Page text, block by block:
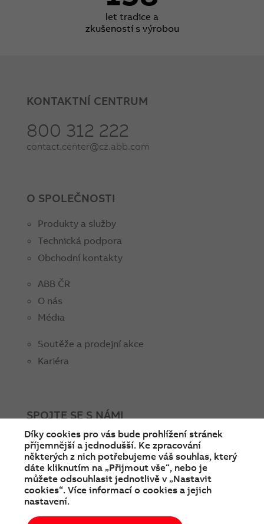
let tradice a
zkušeností s výrobou
KONTAKTNÍ CENTRUM
800 312 222
contact.center@cz.abb.com
O SPOLEČNOSTI
Produkty a služby
Technická podpora
Obchodní kontakty
ABB ČR
O nás
Média
Soutěže a prodejní akce
Kariéra
SPOJTE SE S NÁMI
facebookinstagramLinkedintwitteryoutube
Díky cookies pro vás bude prohlížení stránek
příjemnější a jednodušší. Ke zpracování
některých z nich potřebujeme váš souhlas, který
dáte kliknutím na „Přijmout vše“, nebo je
můžete odsouhlasit jednotlivě v „Nastavit
cookies“. Více informací o cookies a jejich
nastavení.